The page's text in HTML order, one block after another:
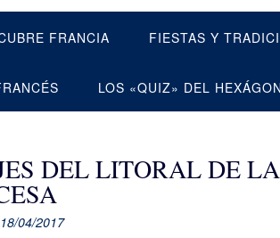
FRANCIA FIESTAS Y
LOS «QUIZ» DEL
DEL LITORAL DE
18/04/2017